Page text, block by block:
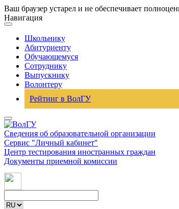
Ваш браузер устарел и не обеспечивает
Навигация
Школьнику
Абитуриенту
Обучающемуся
Сотруднику
Выпускнику
Волонтеру
Рейтинг в ВолГУ
Сведения об образовательной организации
Сервис "Личный кабинет"
Центр тестирования иностранных граждан
Документы приемной комиссии